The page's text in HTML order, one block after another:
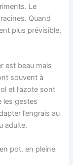
Le
Quand
plus prévisible,
est beau mais
souvent à
et l’azote sont
les gestes
l’engrais au
adulte.
pot, en pleine